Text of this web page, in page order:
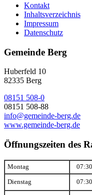
Kontakt
Inhaltsverzeichnis
Impressum
Datenschutz
Gemeinde Berg
Huberfeld 10
82335 Berg
08151 508-0
08151 508-88
info@gemeinde-berg.de
www.gemeinde-berg.de
Öffnungszeiten des
Montag
Dienstag